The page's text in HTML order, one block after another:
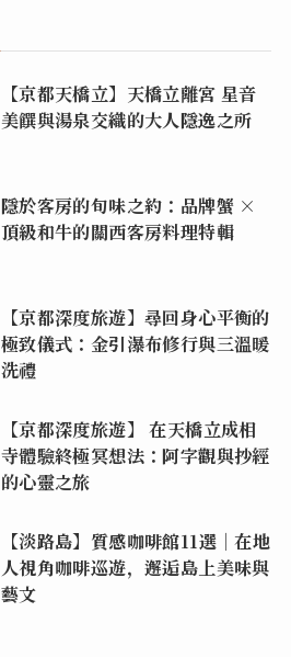
【京都天橋立】天橋立離宮 星音
美饌與湯泉交織的大人隱逸之所
隱於客房的旬味之約：品牌蟹 ×
頂級和牛的關西客房料理特輯
【京都深度旅遊】尋回身心平衡的
極致儀式：金引瀑布修行與三溫暖
洗禮
【京都深度旅遊】 在天橋立成相
寺體驗終極冥想法：阿字觀與抄經
的心靈之旅
【淡路島】質感咖啡館11選｜在地
人視角咖啡巡遊，邂逅島上美味與
藝文